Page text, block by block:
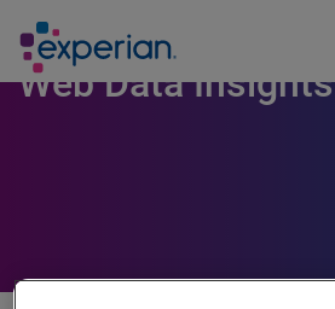
Web Data Insights